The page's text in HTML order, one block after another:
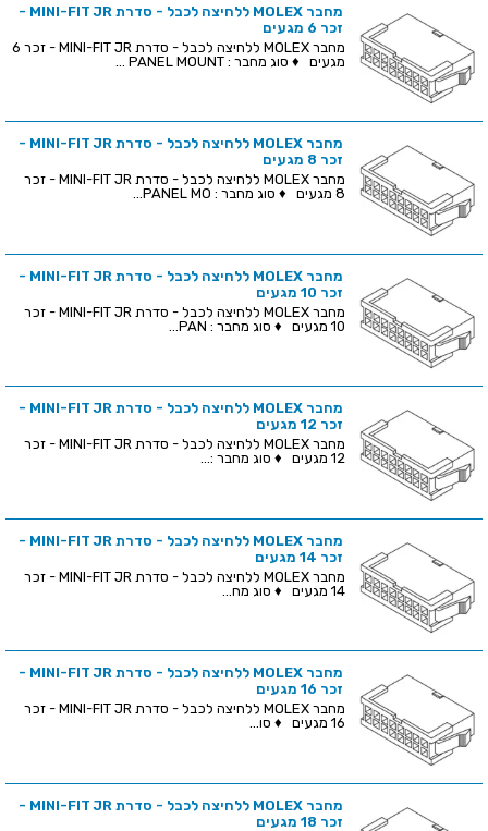
מחבר MOLEX ללחיצה לכבל - סדרת MINI-FIT JR -
זכר 6 מגעים
מחבר MOLEX ללחיצה לכבל - סדרת MINI-FIT JR - זכר 6
מגעים ♦ סוג מחבר : PANEL MOUNT ...
מחבר MOLEX ללחיצה לכבל - סדרת MINI-FIT JR -
זכר 8 מגעים
מחבר MOLEX ללחיצה לכבל - סדרת MINI-FIT JR - זכר
8 מגעים ♦ סוג מחבר : PANEL MO...
מחבר MOLEX ללחיצה לכבל - סדרת MINI-FIT JR -
זכר 10 מגעים
מחבר MOLEX ללחיצה לכבל - סדרת MINI-FIT JR - זכר
10 מגעים ♦ סוג מחבר : PAN...
מחבר MOLEX ללחיצה לכבל - סדרת MINI-FIT JR -
זכר 12 מגעים
מחבר MOLEX ללחיצה לכבל - סדרת MINI-FIT JR - זכר
12 מגעים ♦ סוג מחבר :...
מחבר MOLEX ללחיצה לכבל - סדרת MINI-FIT JR -
זכר 14 מגעים
מחבר MOLEX ללחיצה לכבל - סדרת MINI-FIT JR - זכר
14 מגעים ♦ סוג מח...
מחבר MOLEX ללחיצה לכבל - סדרת MINI-FIT JR -
זכר 16 מגעים
מחבר MOLEX ללחיצה לכבל - סדרת MINI-FIT JR - זכר
16 מגעים ♦ סו...
מחבר MOLEX ללחיצה לכבל - סדרת MINI-FIT JR -
זכר 18 מגעים